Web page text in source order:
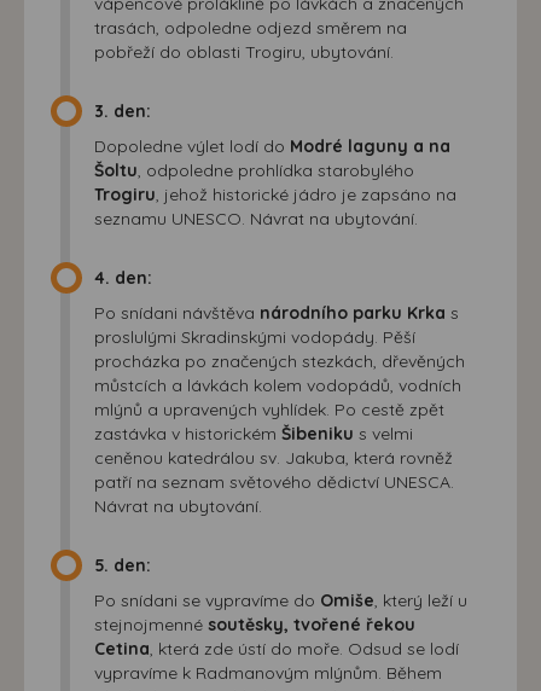
trasách, odpoledne odjezd směrem na
pobřeží do oblasti Trogiru, ubytování.
3. den:
Dopoledne výlet lodí do Modré laguny a na
Šoltu , odpoledne prohlídka starobylého
Trogiru , jehož historické jádro je zapsáno na
seznamu UNESCO. Návrat na ubytování.
4. den:
Po snídani návštěva národního parku Krka s
proslulými Skradinskými vodopády. Pěší
procházka po značených stezkách, dřevěných
můstcích a lávkách kolem vodopádů, vodních
mlýnů a upravených vyhlídek. Po cestě zpět
zastávka v historickém Šibeniku s velmi
ceněnou katedrálou sv. Jakuba, která rovněž
patří na seznam světového dědictví UNESCA.
Návrat na ubytování.
5. den:
Po snídani se vypravíme do Omiše , který leží u
stejnojmenné soutěsky, tvořené řekou
Cetina , která zde ústí do moře. Odsud se lodí
vypravíme k Radmanovým mlýnům. Během